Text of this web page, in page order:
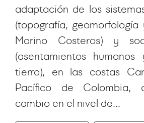
adaptación de los
(topografía, geomorfología
Marino Costeros) y
(asentamientos
tierra), en las costas
Pacífico de Colombia,
cambio en el nivel de...